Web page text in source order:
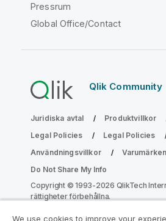
Pressrum
Global Office/Contact
Qlik Community
Juridiska avtal
Produktvillkor
Legal Policies
Legal Policies
Användningsvillkor
Varumärken
Do Not Share My Info
Copyright © 1993-2026 QlikTech
rättigheter förbehållna.
We use cookies to improve your